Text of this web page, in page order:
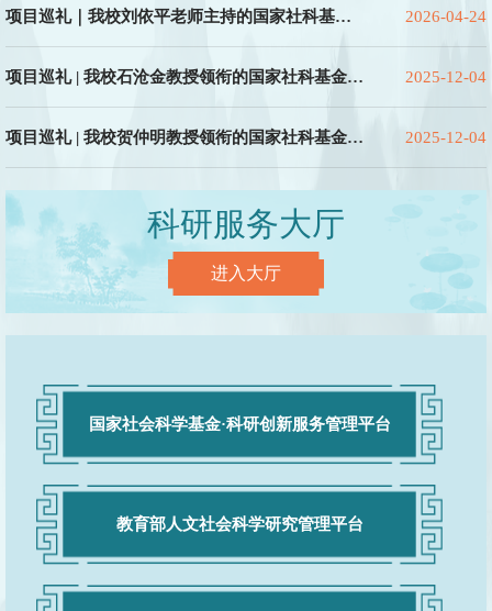
项目巡礼｜我校刘依平老师主持的国家社科基金 2026-04-24
项目巡礼 | 我校石沧金教授领衔的国家社科基金重 2025-12-04
项目巡礼 | 我校贺仲明教授领衔的国家社科基金重 2025-12-04
科研服务大厅
进入大厅
国家社会科学基金·科研创新服务管理平台
教育部人文社会科学研究管理平台